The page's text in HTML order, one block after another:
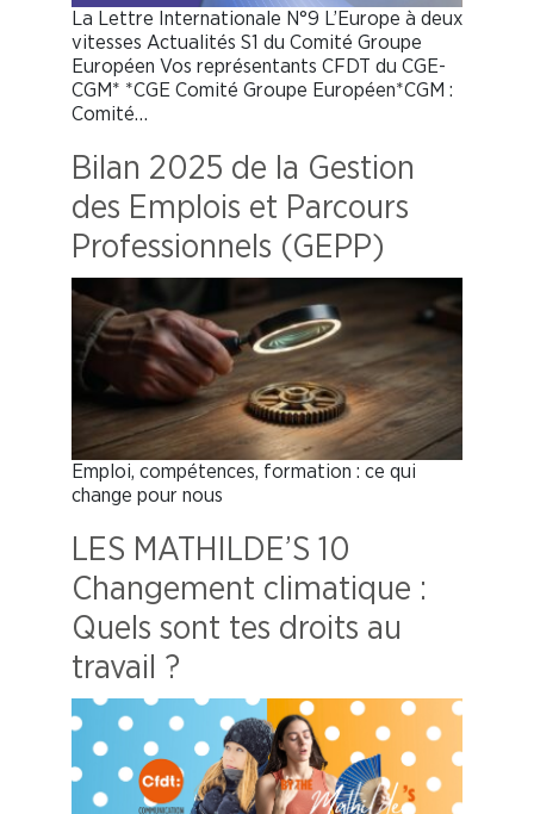
La Lettre Internationale N°9 L’Europe à deux
vitesses Actualités S1 du Comité Groupe
Européen Vos représentants CFDT du CGE-
CGM* *CGE Comité Groupe Européen*CGM :
Comité…
Bilan 2025 de la Gestion
des Emplois et Parcours
Professionnels (GEPP)
Emploi, compétences, formation : ce qui
change pour nous
LES MATHILDE’S 10
Changement climatique :
Quels sont tes droits au
travail ?